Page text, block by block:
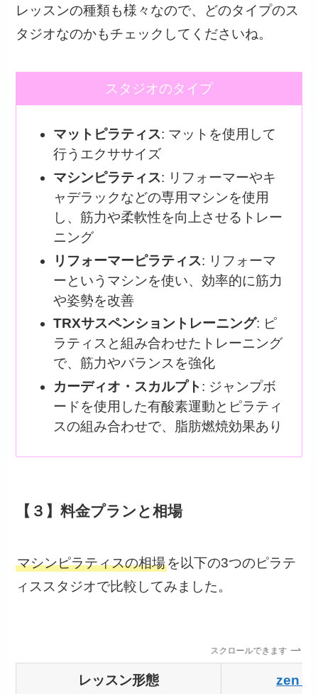
レッスンの種類も様々なので、どのタイプのス
タジオなのかもチェックしてくださいね。
スタジオのタイプ
マットピラティス: マットを使用して
行うエクササイズ
マシンピラティス: リフォーマーやキ
ャデラックなどの専用マシンを使用
し、筋力や柔軟性を向上させるトレー
ニング
リフォーマーピラティス: リフォーマ
ーというマシンを使い、効率的に筋力
や姿勢を改善
TRXサスペンショントレーニング: ピ
ラティスと組み合わせたトレーニング
で、筋力やバランスを強化
カーディオ・スカルプト: ジャンプボ
ードを使用した有酸素運動とピラティ
スの組み合わせで、脂肪燃焼効果あり
【３】料金プランと相場
マシンピラティスの相場を以下の3つのピラテ
ィススタジオで比較してみました。
スクロールできます
レッスン形態 zen